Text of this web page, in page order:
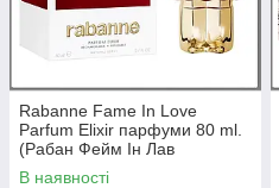
Rabanne Fame In Love
Parfum Elixir парфуми 80 ml.
(Рабан Фейм Ін Лав
Парфуми Еліксир)
В наявності